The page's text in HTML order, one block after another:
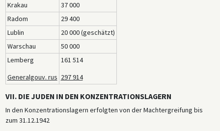
Krakau
37 000
Radom
29 400
Lublin
20 000 (geschätzt)
Warschau
50 000
Lemberg
Generalgouv. rus
161 514
297 914
VII. DIE JUDEN IN DEN KONZENTRATIONSLAGERN
In den Konzentrationslagern erfolgten von der Machtergreifung bis
zum 31.12.1942